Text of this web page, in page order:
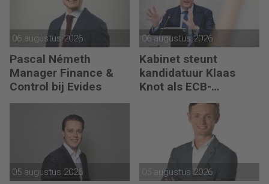
06 augustus 2026
Pascal Németh
Manager Finance &
Control bij Evides
06 augustus 2026
Kabinet steunt
kandidatuur Klaas
Knot als ECB-
05 augustus 2026 05 augustus 2026